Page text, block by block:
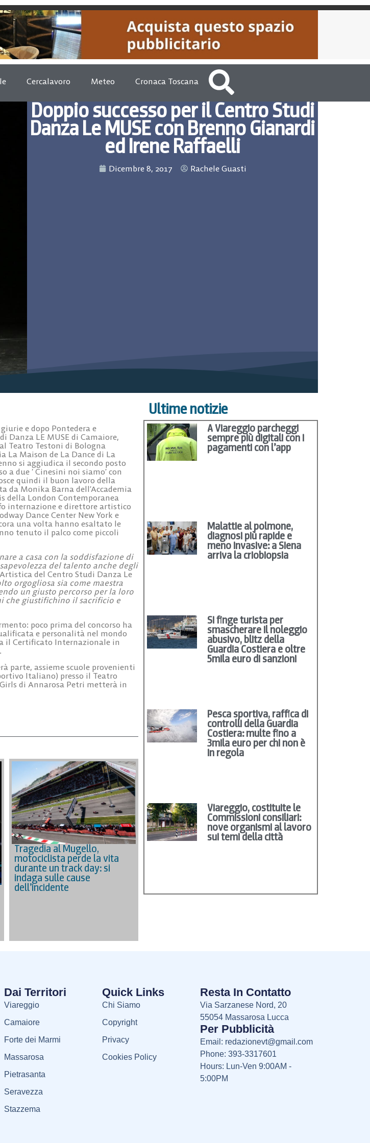
Cercalavoro Meteo Cronaca Toscana
Doppio successo per il Centro Studi
Danza Le MUSE con Brenno Gianardi
ed Irene Raffaelli
Dicembre 8, 2017 Rachele Guasti
e dopo Pontedera e
Danza LE MUSE di Camaiore,
Teatro Testoni di Bologna
La Maison de La Dance di La
si aggiudica il secondo posto
a due ‘ Cinesini noi siamo’ con
quindi il buon lavoro della
daMonika Barna dell’Accademia
della London Contemporanea
internazione e direttore artistico
Dance Center New York e
una volta hanno esaltato le
tenuto il palco come piccoli
a casa con la soddisfazione di
del talento anche degli
del Centro Studi Danza Le
orgogliosa sia come maestra
un giusto percorso per la loro
che giustifichino il sacrificio e
poco prima del concorso ha
e personalità nel mondo
il Certificato Internazionale in
parte, assieme scuole provenienti
Italiano) presso il Teatro
di Annarosa Petri metterà in
Tragedia al Mugello,
motociclista perde la vita
durante un track day: si
indaga sulle cause
dell’incidente
Ultime notizie
A Viareggio parcheggi
sempre più digitali con i
pagamenti con l’app
Malattie al polmone,
diagnosi più rapide e
meno invasive: a Siena
arriva la criobiopsia
Si finge turista per
smascherare il noleggio
abusivo, blitz della
Guardia Costiera e oltre
5mila euro di sanzioni
Pesca sportiva, raffica di
controlli della Guardia
Costiera: multe fino a
3mila euro per chi non è
in regola
Viareggio, costituite le
Commissioni consiliari:
nove organismi al lavoro
sui temi della città
Dai Territori
Viareggio
Camaiore
Forte dei Marmi
Massarosa
Pietrasanta
Seravezza
Stazzema
Quick Links
Chi Siamo
Copyright
Privacy
Cookies Policy
Resta In Contatto
Via Sarzanese Nord, 20
55054 Massarosa Lucca
Per Pubblicità
Email: redazionevt@gmail.com
Phone: 393-3317601
Hours: Lun-Ven 9:00AM -
5:00PM